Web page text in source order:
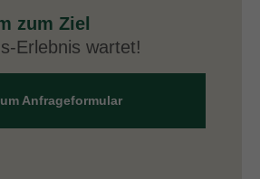
zum Ziel
Erlebnis wartet!
Anfrageformular